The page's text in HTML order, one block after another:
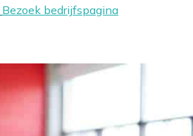
Bezoek bedrijfspagina